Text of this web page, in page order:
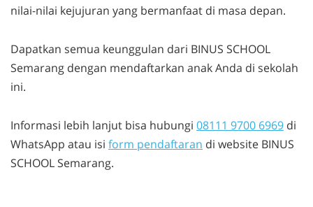
nilai-nilai kejujuran yang bermanfaat di masa depan.
Dapatkan semua keunggulan dari BINUS SCHOOL
Semarang dengan mendaftarkan anak Anda di sekolah
ini.
Informasi lebih lanjut bisa hubungi 08111 9700 6969 di
WhatsApp atau isi form pendaftaran di website BINUS
SCHOOL Semarang.